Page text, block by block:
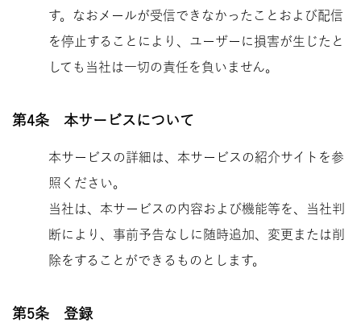
す。
なおメールが受信できなかったことおよび配信
を停止することにより、ユーザーに損害が生じたと
しても当社は一切の責任を負いません。
第4条 本サービスについて
本サービスの詳細は、本サービスの紹介サイトを参
照ください。
当社は、本サービスの内容および機能等を、当社判
断により、事前予告なしに随時追加、変更または削
除をすることができるものとします。
第5条 登録